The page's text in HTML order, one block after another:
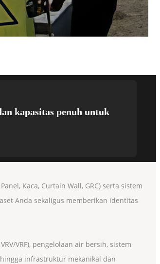
kapasitas penuh untuk
Kaca, Curtain Wall, GRC) serta sistem
Anda sekaligus memberikan identitas
VRF), pengelolaan air bersih, sistem
infrastruktur mekanikal dan